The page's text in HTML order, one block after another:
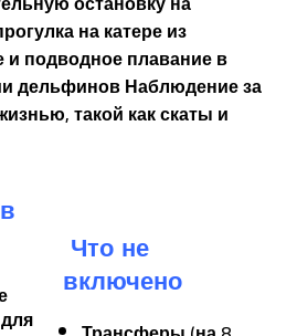
на катере из
подводное плавание в
дельфинов Наблюдение за
такой как скаты и
Что не
включено